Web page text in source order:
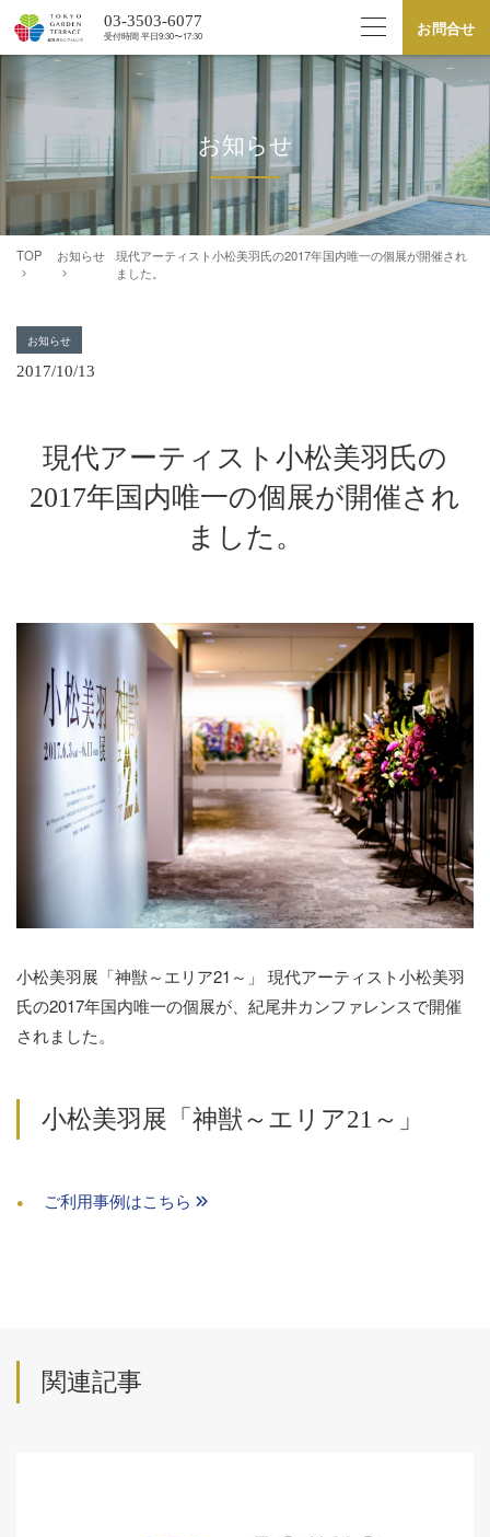
03-3503-6077
受付時間 平⽇9:30〜17:30 お問合せ
お知らせ
TOP お知らせ
現代アーティスト小松美羽氏の2017年国内唯一の個展が開催され
ました。
お知らせ
2017/10/13
現代アーティスト小松美羽氏の
2017年国内唯一の個展が開催され
ました。
小松美羽展「神獣～エリア21～」 現代アーティスト小松美羽
氏の2017年国内唯一の個展が、紀尾井カンファレンスで開催
されました。
小松美羽展「神獣～エリア21～」
ご利用事例はこちら
関連記事